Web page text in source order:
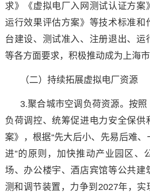
求》《虚拟电厂入网测试认证方案
运行效果评估方案》等技术标准和
台建设、测试准入、注册退出、运
等各方面要求，积极推动成为上海市
（二）持续拓展虚拟电厂资源
3.聚合城市空调负荷资源。按照
负荷调控、统筹促进电力安全保供
案》，根据“先大后小、先易后难
进”的原则，加快推动产业园区、
场、办公楼宇、酒店宾馆等公共建
测和调节装置，力争到2027年，实